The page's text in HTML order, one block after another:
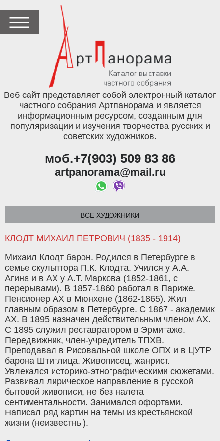
Веб сайт представляет собой электронный каталог
частного собрания Артпанорама и является
информационным ресурсом, созданным для
популяризации и изучения творчества русских и
советских художников.
моб.+7(903) 509 83 86
artpanorama@mail.ru
ВСЕ ХУДОЖНИКИ
КЛОДТ МИХАИЛ ПЕТРОВИЧ (1835 - 1914)
Михаил Клодт барон. Родился в Петербурге в
семье скульптора П.К. Клодта. Учился у А.А.
Агина и в АХ у А.Т. Маркова (1852-1861, с
перерывами). В 1857-1860 работал в Париже.
Пенсионер АХ в Мюнхене (1862-1865). Жил
главным образом в Петербурге. С 1867 - академик
АХ. В 1895 назначен действительным членом АХ.
С 1895 служил реставратором в Эрмитаже.
Передвижник, член-учредитель ТПХВ.
Преподавал в Рисовальной школе ОПХ и в ЦУТР
барона Штиглица. Живописец, жанрист.
Увлекался историко-этнографическими сюжетами.
Развивал лирическое направление в русской
бытовой живописи, не без налета
сентиментальности. Занимался офортами.
Написал ряд картин на темы из крестьянской
жизни (неизвестны).